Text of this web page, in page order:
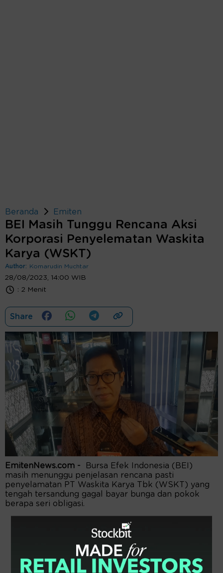
Beranda Emiten
BEI Masih Tunggu Rencana Aksi
Korporasi Penyelematan Waskita
Karya (WSKT)
Author: Komarudin Muchtar
28/08/2023, 14:00 WIB
: 2 Menit
Share
EmitenNews.com -
Bursa Efek Indonesia (BEI)
masih menunggu penjelasan rencana pasti
penyelamatan PT Waskita Karya Tbk (WSKT) yang
tengah tersandung gagal bayar bunga dan pokok
berapa seri obligasi.